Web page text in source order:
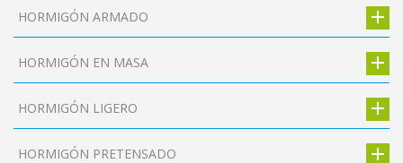
HORMIGÓN ARMADO
HORMIGÓN EN MASA
HORMIGÓN LIGERO
HORMIGÓN PRETENSADO